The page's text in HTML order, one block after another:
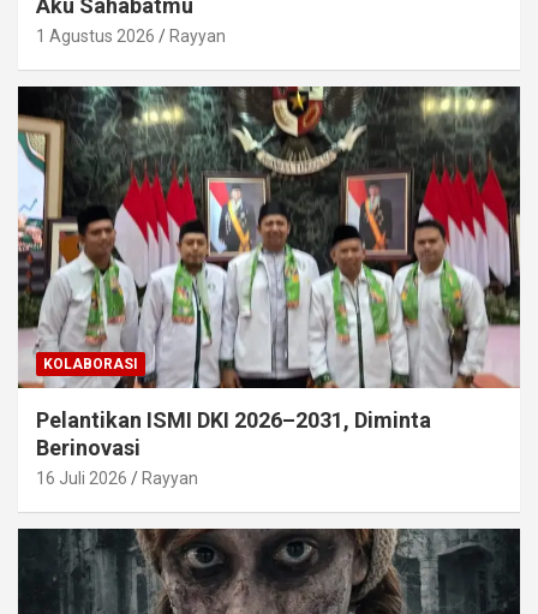
Aku Sahabatmu
1 Agustus 2026 Rayyan
KOLABORASI
Pelantikan ISMI DKI 2026–2031, Diminta
Berinovasi
16 Juli 2026 Rayyan